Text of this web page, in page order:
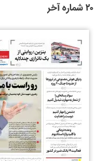
۲۰ شماره آخر